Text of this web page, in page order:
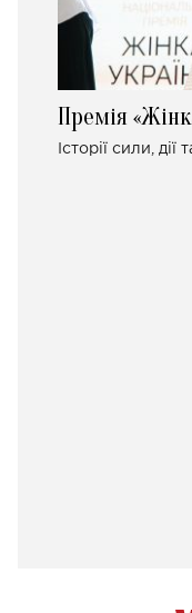
Премія
Історії сили,